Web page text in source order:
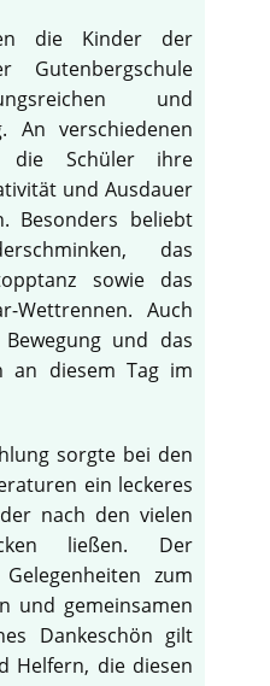
die Kinder der
Gutenbergschule
und
An verschiedenen
die Schüler ihre
und Ausdauer
Besonders beliebt
das
sowie das
Wettrennen. Auch
und das
an diesem Tag im
sorgte bei den
ein leckeres
nach den vielen
ließen. Der
zum
und gemeinsamen
Dankeschön gilt
Helfern, die diesen